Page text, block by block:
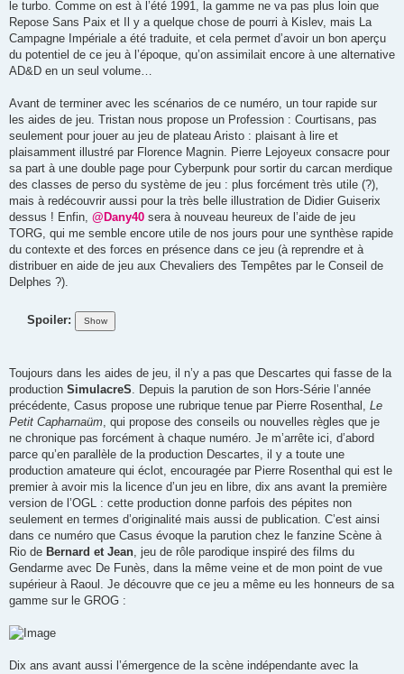
le turbo. Comme on est à l’été 1991, la gamme ne va pas plus loin que
Repose Sans Paix et Il y a quelque chose de pourri à Kislev, mais La
Campagne Impériale a été traduite, et cela permet d’avoir un bon aperçu
du potentiel de ce jeu à l’époque, qu’on assimilait encore à une alternative
AD&D en un seul volume…
Avant de terminer avec les scénarios de ce numéro, un tour rapide sur
les aides de jeu. Tristan nous propose un Profession : Courtisans, pas
seulement pour jouer au jeu de plateau Aristo : plaisant à lire et
plaisamment illustré par Florence Magnin. Pierre Lejoyeux consacre pour
sa part à une double page pour Cyberpunk pour sortir du carcan merdique
des classes de perso du système de jeu : plus forcément très utile (?),
mais à redécouvrir aussi pour la très belle illustration de Didier Guiserix
dessus ! Enfin, @Dany40 sera à nouveau heureux de l’aide de jeu
TORG, qui me semble encore utile de nos jours pour une synthèse rapide
du contexte et des forces en présence dans ce jeu (à reprendre et à
distribuer en aide de jeu aux Chevaliers des Tempêtes par le Conseil de
Delphes ?).
Spoiler:
Toujours dans les aides de jeu, il n’y a pas que Descartes qui fasse de la
production SimulacreS . Depuis la parution de son Hors-Série l’année
précédente, Casus propose une rubrique tenue par Pierre Rosenthal, Le
Petit Capharnaüm , qui propose des conseils ou nouvelles règles que je
ne chronique pas forcément à chaque numéro. Je m’arrête ici, d’abord
parce qu’en parallèle de la production Descartes, il y a toute une
production amateure qui éclot, encouragée par Pierre Rosenthal qui est le
premier à avoir mis la licence d’un jeu en libre, dix ans avant la première
version de l’OGL : cette production donne parfois des pépites non
seulement en termes d’originalité mais aussi de publication. C’est ainsi
dans ce numéro que Casus évoque la parution chez le fanzine Scène à
Rio de Bernard et Jean , jeu de rôle parodique inspiré des films du
Gendarme avec De Funès, dans la même veine et de mon point de vue
supérieur à Raoul. Je découvre que ce jeu a même eu les honneurs de sa
gamme sur le GROG :
Dix ans avant aussi l’émergence de la scène indépendante avec la